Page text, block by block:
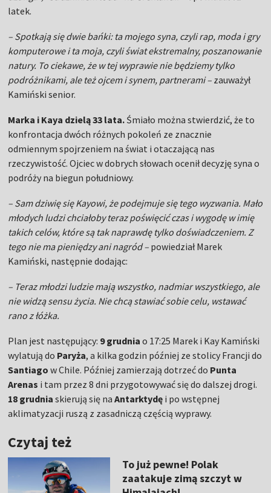
latek.
– Spotkają się dwie bańki: ta mojego syna, czyli rap, moda i gry
komputerowe i ta moja, czyli świat ekstremalny, poszanowanie
natury. To ciekawe, że w tej wyprawie nie będziemy tylko
podróżnikami, ale też ojcem i synem, partnerami – zauważył
Kamiński senior.
Marka i Kaya dzielą 33 lata. Śmiało można stwierdzić, że to
konfrontacja dwóch różnych pokoleń ze znacznie
odmiennym spojrzeniem na świat i otaczającą nas
rzeczywistość. Ojciec w dobrych słowach ocenił decyzję syna o
podróży na biegun południowy.
– Sam dziwię się Kayowi, że podejmuje się tego wyzwania. Mało
młodych ludzi chciałoby teraz poświęcić czas i wygodę w imię
takich celów, które są tak naprawdę tylko doświadczeniem. Z
tego nie ma pieniędzy ani nagród – powiedział Marek
Kamiński, następnie dodając:
– Teraz młodzi ludzie mają wszystko, nadmiar wszystkiego, ale
nie widzą sensu życia. Nie chcą stawiać sobie celu, wstawać
rano z łóżka.
Plan jest następujący: 9 grudniao 17:25 Marek i Kay Kamiński
wylatują do Paryża, a kilka godzin później ze stolicy Francji do
Santiagow Chile. Później zamierzają dotrzeć do Punta
Arenas i tam przez 8 dni przygotowywać się do dalszej drogi.
18 grudnia skierują się naAntarktydę i po wstępnej
aklimatyzacji ruszą z zasadniczą częścią wyprawy.
Czytaj też
To już pewne! Polak
zaatakuje zimą szczyt w